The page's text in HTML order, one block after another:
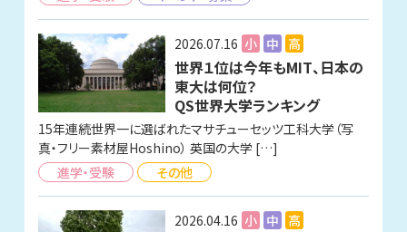
2026.07.16 小 中 高
世界１位は今年もMIT、日本の
東大は何位？
QS世界大学ランキング
15年連続世界一に選ばれたマサチューセッツ工科大学（写
真・フリー素材屋Hoshino） 英国の大学 […]
進学・受験
その他
2026.04.16 小 中 高